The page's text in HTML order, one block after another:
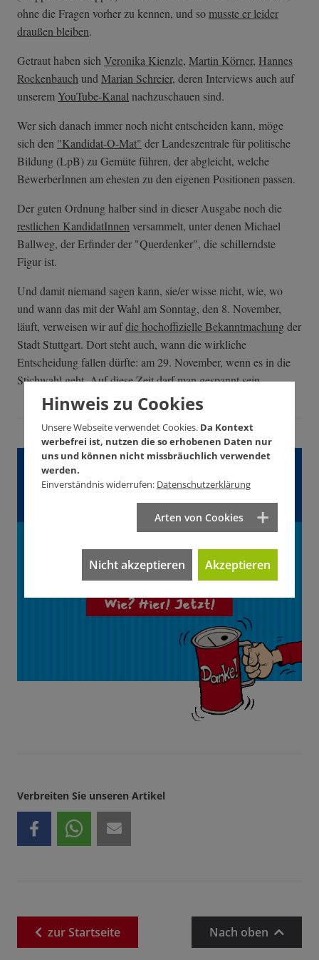
ohne die Fragen vorher zu kennen, und somusste er leider
draußen bleiben.
Getraut haben sichVeronika Kienzle, Martin Körner, Hannes
RockenbauchundMarian Schreier, deren Interviews auch auf
unseremYouTube-Kanalnachzuschauen sind.
Wer sich danach immer noch nicht entscheiden kann, möge
sich den "Kandidat-O-Mat" der Landeszentrale für politische
Bildung (LpB) zu Gemüte führen, der abgleicht, welche
BewerberInnen am ehesten zu den eigenen Positionen passen.
Der guten Ordnung halber sind in dieser Ausgabe noch die
restlichen KandidatInnenversammelt, unter denen Michael
Ballweg, der Erfinder der "Querdenker", die schillerndste
Figur ist.
Und damit niemand sagen kann, sie/er wisse nicht, wie, wo
und wann das mit der Wahl am Sonntag, den 8. November,
läuft, verweisen wir aufdie hochoffizielle Bekanntmachungder
Stadt Stuttgart. Dort steht auch, wann die wirkliche
Entscheidung fallen dürfte: am 29. November, wenn es in die
Stichwahl geht. Auf diese Zeit darf man gespannt sein.
Gefällt Ihnen dieser
Artikel?
KONTEXT!
Wie? Hier! Jetzt!
Verbreiten Sie unseren Artikel
zurStartseite Nach oben
Hinweis zu Cookies
Unsere Webseite verwendet Cookies. Da Kontext
werbefrei ist, nutzen die so erhobenen Daten nur
uns und können nicht missbräuchlich verwendet
werden.
Einverständnis widerrufen: Datenschutzerklärung
Arten von Cookies
Nicht akzeptieren Akzeptieren